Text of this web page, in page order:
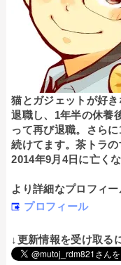
猫とガジェットが好
退職し、1年半の休養
って再び退職。さら
続けてます。茶トラの
2014年9月4日に亡くな
より詳細なプロフィー
プロフィール
↓更新情報を受け取る